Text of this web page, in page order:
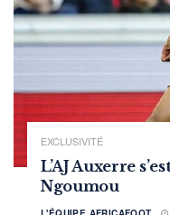
EXCLUSIVITÉ
L’AJ Auxerre
Ngoumou